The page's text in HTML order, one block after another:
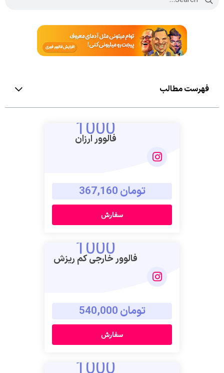
فهرست مطالب
1000
فالوور ارزان
تومان 367,160
سفارش
1000
فالوور خارجی کم ریزش
تومان 540,000
سفارش